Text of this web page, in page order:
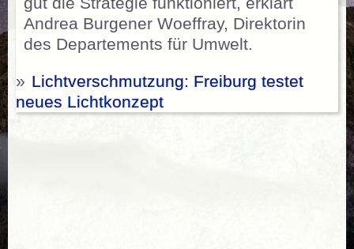
Andrea Burgener Woeffray, Direktorin
des Departements für Umwelt.
» Lichtverschmutzung: Freiburg testet
neues Lichtkonzept